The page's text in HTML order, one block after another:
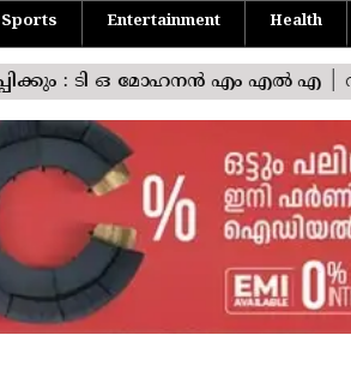
Sports Entertainment Health